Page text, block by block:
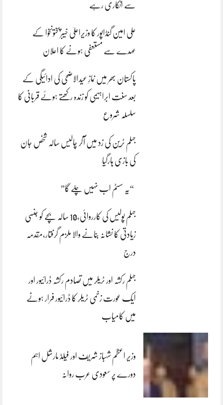
سے انکاری رہے
علی امین گنڈاپور کا وزیراعلیٰ خیبرپختونخوا کے
عہدے سے مستعفی ہونے کا اعلان
پاکستان بھر میں نمازِ عیدالاضحی کی ادائیگی کے
بعد سنتِ ابراہیمی کو زندہ رکھتے ہوئے قربانی کا
سلسلہ شروع
جہلم ٹرین کی زد میں آکر چالیس سالہ شخص جان
کی بازی ہارگیا
“یہ سسٹم اب نہیں چلے گا”
جہلم پولیس کی کارروائی،10 سالہ بچے کو جنسی
زیادتی کا نشانہ بنانے والا ملزم گرفتار،مقدمہ
درج
جہلم رکشہ اور ٹریلر میں تصادم رکشہ ڈرائیور اور
ایک عورت زخمی ٹریلر کا ڈرائیور فرار ہونے
میں کامیاب
وزیر اعظم شہباز شریف اور فیلڈ مارشل اہم
دورے پر سعودی عرب روانہ